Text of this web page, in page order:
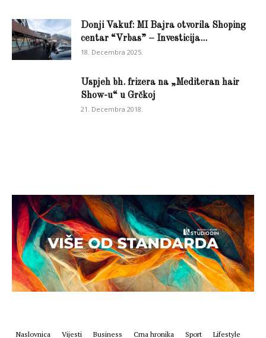
Donji Vakuf: MI Bajra otvorila Shoping
centar “Vrbas” – Investicija...
18. Decembra 2025.
Uspjeh bh. frizera na „Mediteran hair
Show-u“ u Grčkoj
21. Decembra 2018.
Naslovnica Vijesti Business Crna hronika Sport Lifestyle